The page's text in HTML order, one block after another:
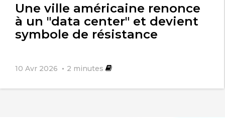
Une ville américaine renonce
à un "data center" et devient
symbole de résistance
10 Avr 2026 2 minutes